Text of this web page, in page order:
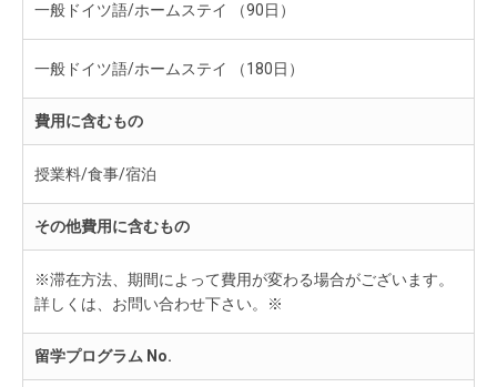
一般ドイツ語/ホームステイ （90日）
一般ドイツ語/ホームステイ （180日）
費用に含むもの
授業料/食事/宿泊
その他費用に含むもの
※滞在方法、期間によって費用が変わる場合がございます。
詳しくは、お問い合わせ下さい。※
留学プログラム No.